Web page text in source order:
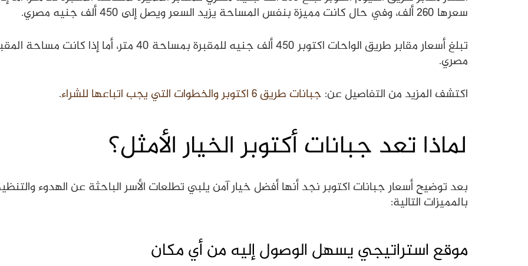
سعرها 260 ألف، وفي حال كانت مميزة بنفس المساحة يزيد السعر ويصل إلى 450 ألف جنيه مصري.
مصري.
اكتشف المزيد من التفاصيل عن: جبانات طريق 6 اكتوبر والخطوات التي يجب اتباعها للشراء .
لماذا تعد جبانات أكتوبر الخيار الأمثل؟
بعد توضيح أسعار جبانات اكتوبر نجد أنها أفضل خيار آمن يلبي تطلعات الأسر الباحثة عن الهدوء
بالمميزات التالية:
موقع استراتيجي يسهل الوصول إليه من أي مكان